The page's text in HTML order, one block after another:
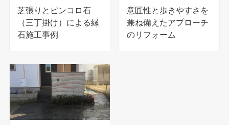
芝張りとピンコロ石
（三丁掛け）による縁
石施工事例
意匠性と歩きやすさを
兼ね備えたアプローチ
のリフォーム